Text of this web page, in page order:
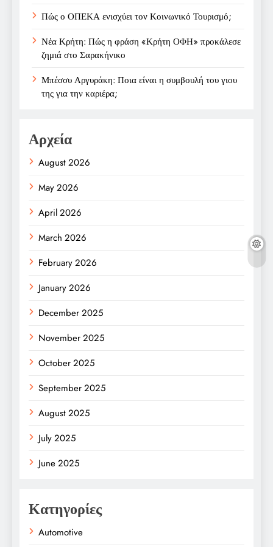
Πώς ο ΟΠΕΚΑ ενισχύει τον Κοινωνικό Τουρισμό;
Νέα Κρήτη: Πώς η φράση «Κρήτη ΟΦΗ» προκάλεσε
ζημιά στο Σαρακήνικο
Μπέσσυ Αργυράκη: Ποια είναι η συμβουλή του γιου
της για την καριέρα;
Αρχεία
August 2026
May 2026
April 2026
March 2026
February 2026
January 2026
December 2025
November 2025
October 2025
September 2025
August 2025
July 2025
June 2025
Κατηγορίες
Automotive